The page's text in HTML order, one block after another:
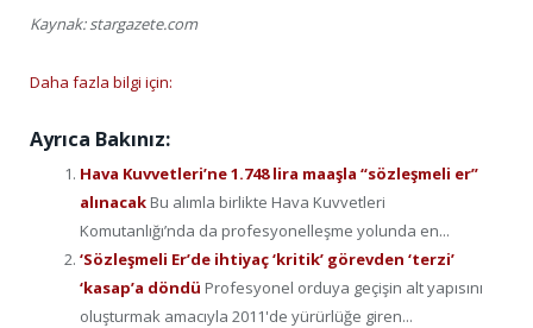
Kaynak: stargazete.com
Daha fazla bilgi için:
Ayrıca Bakınız:
Hava Kuvvetleri’ne 1.748 lira maaşla “sözleşmeli er”
alınacak Bu alımla birlikte Hava Kuvvetleri
Komutanlığı’nda da profesyonelleşme yolunda en...
‘Sözleşmeli Er’de ihtiyaç ‘kritik’ görevden ‘terzi’
‘kasap’a döndü Profesyonel orduya geçişin alt yapısını
oluşturmak amacıyla 2011'de yürürlüğe giren...